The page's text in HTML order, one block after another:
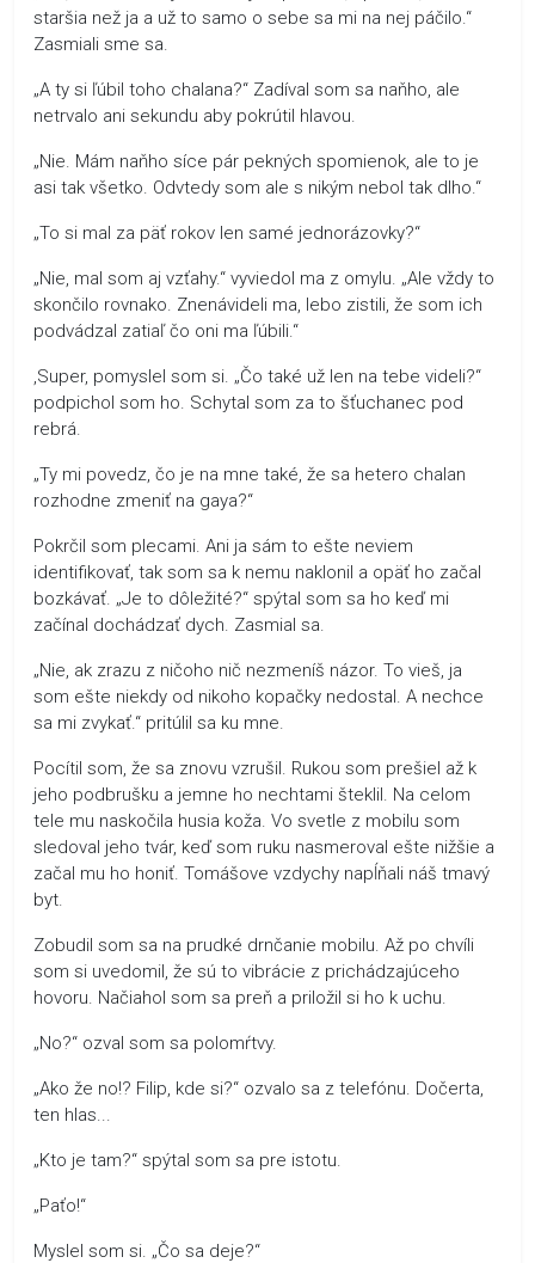
staršia než ja a už to samo o sebe sa mi na nej páčilo.“
Zasmiali sme sa.
„A ty si ľúbil toho chalana?“ Zadíval som sa naňho, ale
netrvalo ani sekundu aby pokrútil hlavou.
„Nie. Mám naňho síce pár pekných spomienok, ale to je
asi tak všetko. Odvtedy som ale s nikým nebol tak dlho.“
„To si mal za päť rokov len samé jednorázovky?“
„Nie, mal som aj vzťahy.“ vyviedol ma z omylu. „Ale vždy to
skončilo rovnako. Znenávideli ma, lebo zistili, že som ich
podvádzal zatiaľ čo oni ma ľúbili.“
,Super, pomyslel som si. „Čo také už len na tebe videli?“
podpichol som ho. Schytal som za to šťuchanec pod
rebrá.
„Ty mi povedz, čo je na mne také, že sa hetero chalan
rozhodne zmeniť na gaya?“
Pokrčil som plecami. Ani ja sám to ešte neviem
identifikovať, tak som sa k nemu naklonil a opäť ho začal
bozkávať. „Je to dôležité?“ spýtal som sa ho keď mi
začínal dochádzať dych. Zasmial sa.
„Nie, ak zrazu z ničoho nič nezmeníš názor. To vieš, ja
som ešte niekdy od nikoho kopačky nedostal. A nechce
sa mi zvykať.“ pritúlil sa ku mne.
Pocítil som, že sa znovu vzrušil. Rukou som prešiel až k
jeho podbrušku a jemne ho nechtami šteklil. Na celom
tele mu naskočila husia koža. Vo svetle z mobilu som
sledoval jeho tvár, keď som ruku nasmeroval ešte nižšie a
začal mu ho honiť. Tomášove vzdychy napĺňali náš tmavý
byt.
Zobudil som sa na prudké drnčanie mobilu. Až po chvíli
som si uvedomil, že sú to vibrácie z prichádzajúceho
hovoru. Načiahol som sa preň a priložil si ho k uchu.
„No?“ ozval som sa polomŕtvy.
„Ako že no!? Filip, kde si?“ ozvalo sa z telefónu. Dočerta,
ten hlas...
„Kto je tam?“ spýtal som sa pre istotu.
„Paťo!“
Myslel som si. „Čo sa deje?“